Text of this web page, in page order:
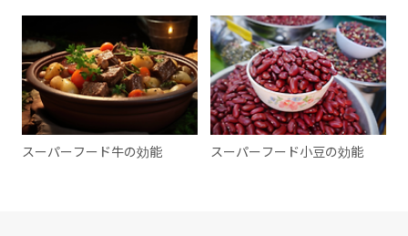
スーパーフード牛の効能 スーパーフード小豆の効能